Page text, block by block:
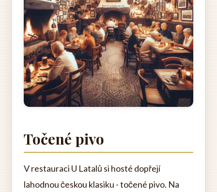
Točené pivo
V restauraci U Latalů si hosté dopřejí
lahodnou českou klasiku - točené pivo. Na